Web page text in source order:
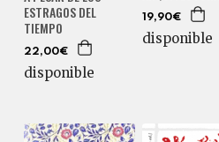
ESTRAGOS DEL
TIEMPO
22,00€
disponible
19,90€
disponible